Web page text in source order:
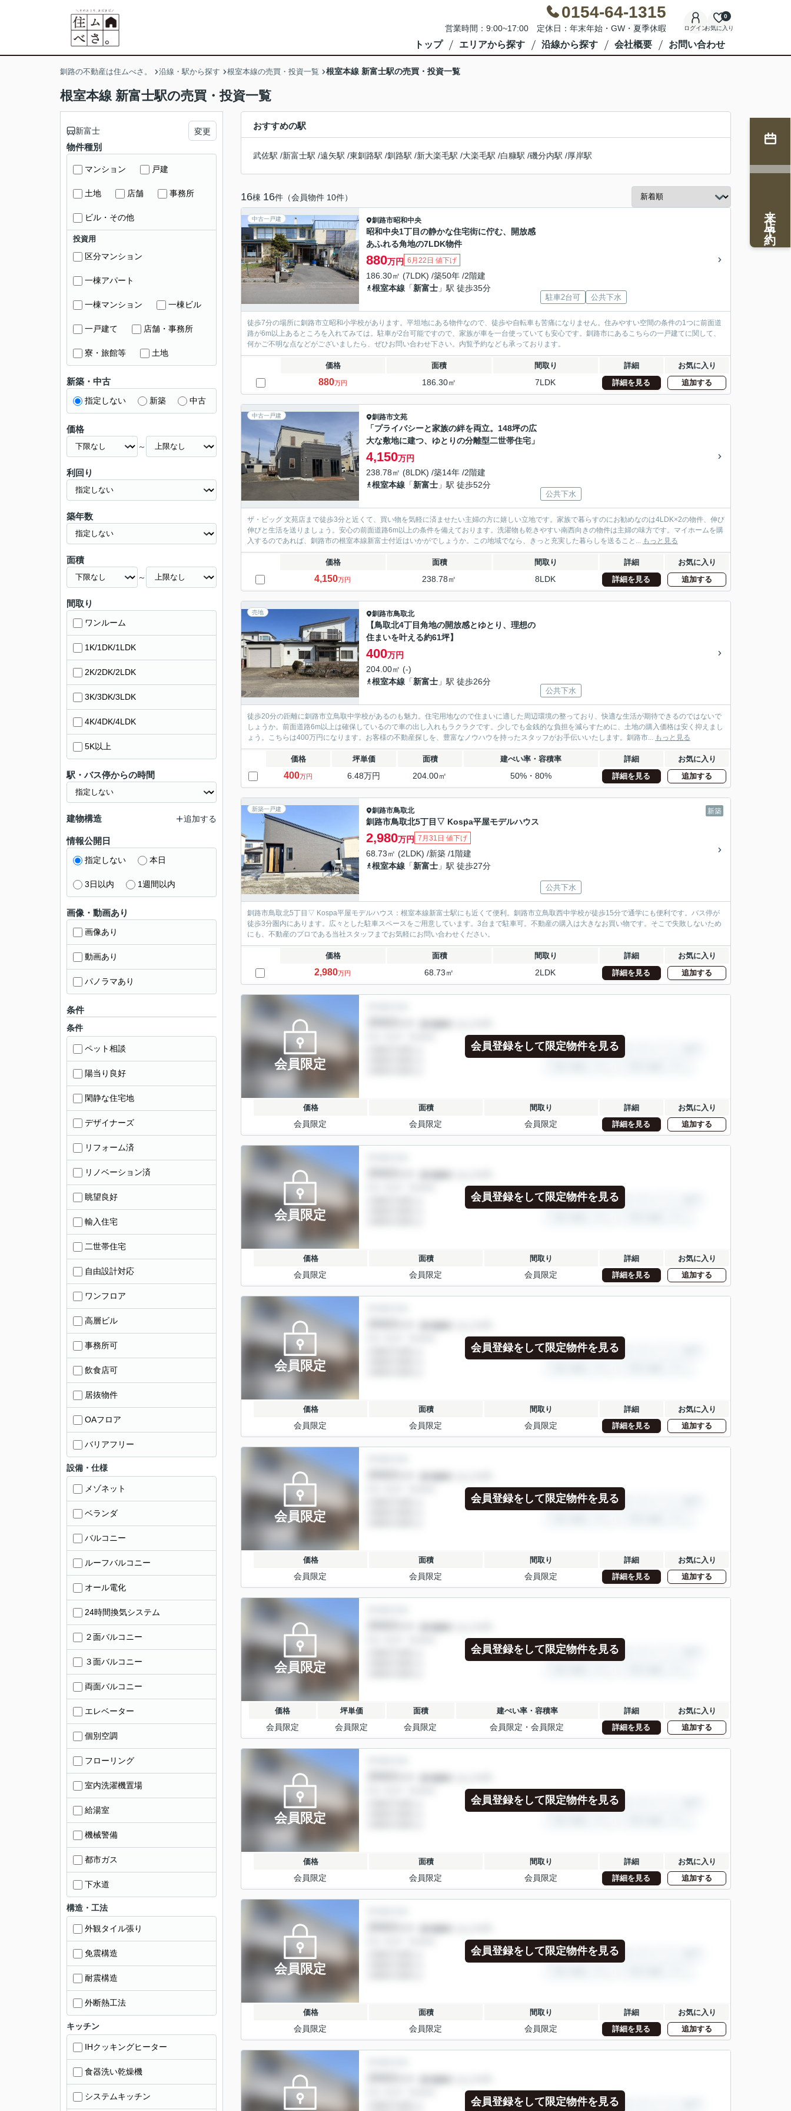
0154-64-1315
営業時間：9:00~17:00 定休日：年末年始・GW・夏季休暇 ログインお気に入り
0
トップ エリアから探す 沿線から探す 会社概要 お問い合わせ
釧路の不動産は住ムべさ。 沿線・駅から探す 根室本線の売買・投資一覧 根室本線 新富士駅の売買・投資一覧
根室本線 新富士駅の売買・投資一覧
おすすめの駅
武佐駅 /新富士駅 /遠矢駅 /東釧路駅 /釧路駅 /新大楽毛駅 /大楽毛駅 /白糠駅 /磯分内駅 /厚岸駅
16棟 16件（会員物件 10件）
中古一戸建 釧路市昭和中央
昭和中央1丁目の静かな住宅街に佇む、開放感
あふれる角地の7LDK物件
880万円 6月22日 値下げ
186.30㎡ (7LDK) /築50年 /2階建
根室本線 「新富士 」駅 徒歩35分
駐車2台可 公共下水
徒歩7分の場所に釧路市立昭和小学校があります。平坦地にある物件なので、徒歩や自転車も苦痛になりません。住みやすい空間の条件の1つに前面道
路が6m以上あるところを入れてみては。駐車が2台可能ですので、家族が車を一台使っていても安心です。釧路市にあるこちらの一戸建てに関して、
何かご不明な点などがございましたら、ぜひお問い合わせ下さい。内覧予約なども承っております。
価格 面積 間取り 詳細 お気に入り
880万円 186.30㎡ 7LDK 詳細を見る 追加する
中古一戸建 釧路市文苑
「プライバシーと家族の絆を両立。148坪の広
大な敷地に建つ、ゆとりの分離型二世帯住宅」
4,150万円
238.78㎡ (8LDK) /築14年 /2階建
根室本線 「新富士 」駅 徒歩52分
公共下水
ザ・ビッグ 文苑店まで徒歩3分と近くて、買い物を気軽に済ませたい主婦の方に嬉しい立地です。家族で暮らすのにお勧めなのは4LDK×2の物件、伸び
伸びと生活を送りましょう。安心の前面道路6m以上の条件を備えております。洗濯物も乾きやすい南西向きの物件は主婦の味方です。マイホームを購
入するのであれば、釧路市の根室本線新富士付近はいかがでしょうか。この地域でなら、きっと充実した暮らしを送ること... もっと見る
価格 面積 間取り 詳細 お気に入り
4,150万円 238.78㎡ 8LDK 詳細を見る 追加する
売地 釧路市鳥取北
【鳥取北4丁目角地の開放感とゆとり、理想の
住まいを叶える約61坪】
400万円
204.00㎡ (-)
根室本線 「新富士 」駅 徒歩26分
公共下水
徒歩20分の距離に釧路市立鳥取中学校があるのも魅力。住宅用地なので住まいに適した周辺環境の整っており、快適な生活が期待できるのではないで
しょうか。前面道路6m以上は確保しているので車の出し入れもラクラクです。少しでも金銭的な負担を減らすために、土地の購入価格は安く抑えまし
ょう。こちらは400万円になります。お客様の不動産探しを、豊富なノウハウを持ったスタッフがお手伝いいたします。釧路市... もっと見る
価格 坪単価 面積 建ぺい率・容積率 詳細 お気に入り
400万円 6.48万円 204.00㎡ 50%・80% 詳細を見る 追加する
新築一戸建 新築
釧路市鳥取北
釧路市鳥取北5丁目▽ Kospa平屋モデルハウス
2,980万円 7月31日 値下げ
68.73㎡ (2LDK) /新築 /1階建
根室本線 「新富士 」駅 徒歩27分
公共下水
釧路市鳥取北5丁目▽ Kospa平屋モデルハウス：根室本線新富士駅にも近くて便利。釧路市立鳥取西中学校が徒歩15分で通学にも便利です。バス停が
徒歩3分圏内にあります。広々とした駐車スペースをご用意しています。3台まで駐車可。不動産の購入は大きなお買い物です。そこで失敗しないため
にも、不動産のプロである当社スタッフまでお気軽にお問い合わせください。
価格 面積 間取り 詳細 お気に入り
2,980万円 68.73㎡ 2LDK 詳細を見る 追加する
会員限定
会員登録をして限定物件を見る
価格 面積 間取り 詳細 お気に入り
会員限定 会員限定 会員限定 詳細を見る 追加する
会員限定
会員登録をして限定物件を見る
価格 面積 間取り 詳細 お気に入り
会員限定 会員限定 会員限定 詳細を見る 追加する
会員限定
会員登録をして限定物件を見る
価格 面積 間取り 詳細 お気に入り
会員限定 会員限定 会員限定 詳細を見る 追加する
会員限定
会員登録をして限定物件を見る
価格 面積 間取り 詳細 お気に入り
会員限定 会員限定 会員限定 詳細を見る 追加する
会員限定
会員登録をして限定物件を見る
価格 坪単価 面積 建ぺい率・容積率 詳細 お気に入り
会員限定 会員限定 会員限定 会員限定 ・ 会員限定 詳細を見る 追加する
会員限定
会員登録をして限定物件を見る
価格 面積 間取り 詳細 お気に入り
会員限定 会員限定 会員限定 詳細を見る 追加する
会員限定
会員登録をして限定物件を見る
価格 面積 間取り 詳細 お気に入り
会員限定 会員限定 会員限定 詳細を見る 追加する
会員登録をして限定物件を見る
新富士 変更
物件種別
マンション 戸建
土地 店舗 事務所
ビル・その他
投資用
区分マンション
一棟アパート
一棟マンション 一棟ビル
一戸建て 店舗・事務所
寮・旅館等 土地
新築・中古
指定しない 新築 中古
価格
～
利回り
築年数
面積
～
間取り
ワンルーム
1K/1DK/1LDK
2K/2DK/2LDK
3K/3DK/3LDK
4K/4DK/4LDK
5K以上
駅・バス停からの時間
建物構造 追加する
情報公開日
指定しない 本日
3日以内 1週間以内
画像・動画あり
画像あり
動画あり
パノラマあり
条件
条件
ペット相談
陽当り良好
閑静な住宅地
デザイナーズ
リフォーム済
リノベーション済
眺望良好
輸入住宅
二世帯住宅
自由設計対応
ワンフロア
高層ビル
事務所可
飲食店可
居抜物件
OAフロア
バリアフリー
設備・仕様
メゾネット
ベランダ
バルコニー
ルーフバルコニー
オール電化
24時間換気システム
２面バルコニー
３面バルコニー
両面バルコニー
エレベーター
個別空調
フローリング
室内洗濯機置場
給湯室
機械警備
都市ガス
下水道
構造・工法
外観タイル張り
免震構造
耐震構造
外断熱工法
キッチン
IHクッキングヒーター
食器洗い乾燥機
システムキッチン
来店予約